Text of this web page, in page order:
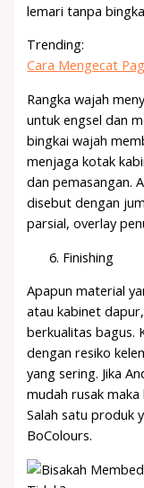
lemari tanpa
Trending:
Cara Mengecat
Rangka wajah
untuk engsel dan
bingkai wajah
menjaga kotak
dan pemasangan.
disebut dengan
parsial, overlay
Finishing
Apapun material
atau kabinet
berkualitas bagus.
dengan resiko
yang sering. Jika
mudah rusak
Salah satu produk
BoColours.